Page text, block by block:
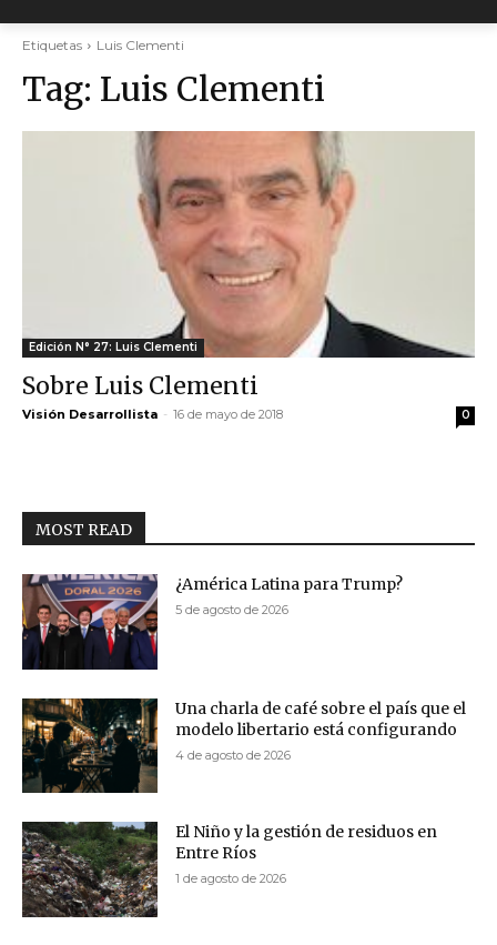
Etiquetas Luis Clementi
Tag: Luis Clementi
Edición N° 27: Luis Clementi
Sobre Luis Clementi
Visión Desarrollista - 16 de mayo de 2018 0
MOST READ
¿América Latina para Trump?
5 de agosto de 2026
Una charla de café sobre el país que el
modelo libertario está configurando
4 de agosto de 2026
El Niño y la gestión de residuos en
Entre Ríos
1 de agosto de 2026